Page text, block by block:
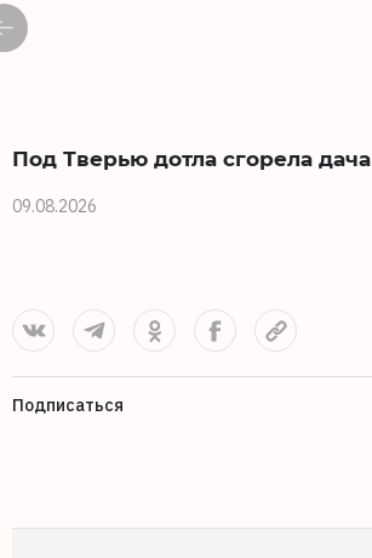
Под Тверью дотла сгорела дача
09.08.2026
Подписаться